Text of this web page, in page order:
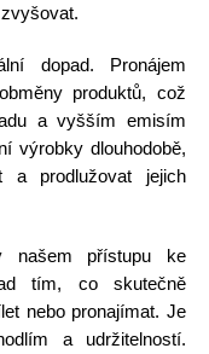
dopad. Pronájem
produktů, což
a vyšším emisím
výrobky dlouhodobě,
prodlužovat jejich
našem přístupu ke
tím, co skutečně
nebo pronajímat. Je
a udržitelností.